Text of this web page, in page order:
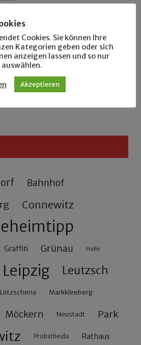
von 1904
und Zschocher
Bahnhof
Connewitz
Graffiti Grünau Halle
Leipzig Leutzsch
Lützschena Markkleeberg
Möckern Neustadt Park
Probstheida Rathaus
Cookies. Sie können Ihre
Kategorien geben oder sich
anzeigen lassen und so nur
Akzeptieren